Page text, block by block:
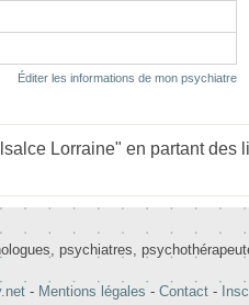
Éditer les informations de mon psychiatre
Lorraine" en partant des
psychiatres,
- Mentions légales - Contact -